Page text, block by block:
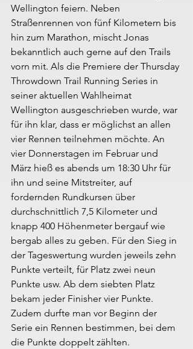
Wellington feiern. Neben
Straßenrennen von fünf Kilometern bis
hin zum Marathon, mischt Jonas
bekanntlich auch gerne auf den Trails
vorn mit. Als die Premiere der Thursday
Throwdown Trail Running Series in
seiner aktuellen Wahlheimat
Wellington ausgeschrieben wurde, war
für ihn klar, dass er möglichst an allen
vier Rennen teilnehmen möchte. An
vier Donnerstagen im Februar und
März hieß es abends um 18:30 Uhr für
ihn und seine Mitstreiter, auf
fordernden Rundkursen über
durchschnittlich 7,5 Kilometer und
knapp 400 Höhenmeter bergauf wie
bergab alles zu geben. Für den Sieg in
der Tageswertung wurden jeweils zehn
Punkte verteilt, für Platz zwei neun
Punkte usw. Ab dem siebten Platz
bekam jeder Finisher vier Punkte.
Zudem durfte man vor Beginn der
Serie ein Rennen bestimmen, bei dem
die Punkte doppelt zählten.